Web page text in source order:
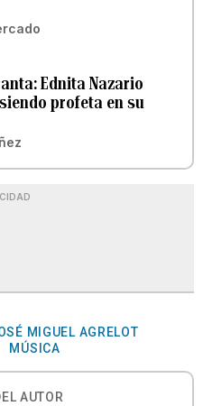
Ednita Nazario
profeta en su
MIGUEL AGRELOT
MÚSICA
AUTOR